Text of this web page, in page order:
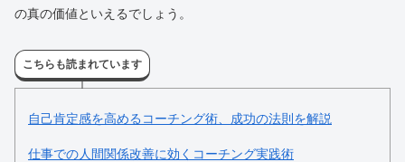
の真の価値といえるでしょう。
こちらも読まれています
自己肯定感を高めるコーチング術、成功の法則を解説
仕事での人間関係改善に効くコーチング実践術